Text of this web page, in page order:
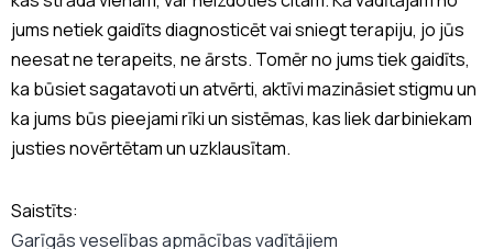
jums netiek gaidīts diagnosticēt vai sniegt terapiju, jo jūs
neesat ne terapeits, ne ārsts. Tomēr no jums tiek gaidīts,
ka būsiet sagatavoti un atvērti, aktīvi mazināsiet stigmu un
ka jums būs pieejami rīki un sistēmas, kas liek darbiniekam
justies novērtētam un uzklausītam.
Saistīts:
Garīgās veselības apmācības vadītājiem